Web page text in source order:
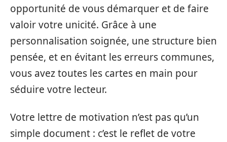
opportunité de vous démarquer et de faire
valoir votre unicité. Grâce à une
personnalisation soignée, une structure bien
pensée, et en évitant les erreurs communes,
vous avez toutes les cartes en main pour
séduire votre lecteur.
Votre lettre de motivation n’est pas qu’un
simple document : c’est le reflet de votre